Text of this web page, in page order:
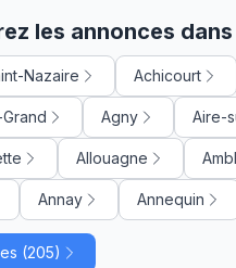
les annonces
Nazaire Achicourt
Agny Aire-
Allouagne
Annay Annequin
(205)